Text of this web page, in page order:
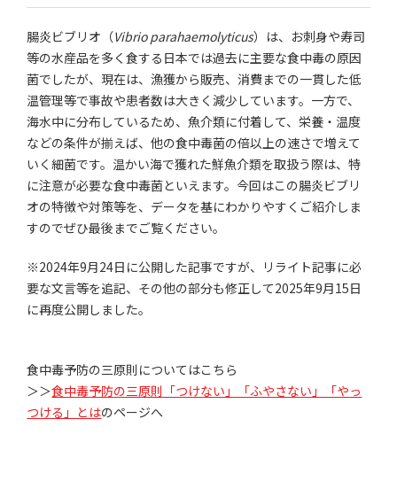
腸炎ビブリオ（Vibrio parahaemolyticus）は、お刺身や寿司
等の水産品を多く食する日本では過去に主要な食中毒の原因
菌でしたが、現在は、漁獲から販売、消費までの一貫した低
温管理等で事故や患者数は大きく減少しています。一方で、
海水中に分布しているため、魚介類に付着して、栄養・温度
などの条件が揃えば、他の食中毒菌の倍以上の速さで増えて
いく細菌です。温かい海で獲れた鮮魚介類を取扱う際は、特
に注意が必要な食中毒菌といえます。今回はこの腸炎ビブリ
オの特徴や対策等を、データを基にわかりやすくご紹介しま
すのでぜひ最後までご覧ください。
※2024年9月24日に公開した記事ですが、リライト記事に必
要な文言等を追記、その他の部分も修正して2025年9月15日
に再度公開しました。
食中毒予防の三原則についてはこちら
＞＞食中毒予防の三原則「つけない」「ふやさない」「やっ
つける」とはのページへ